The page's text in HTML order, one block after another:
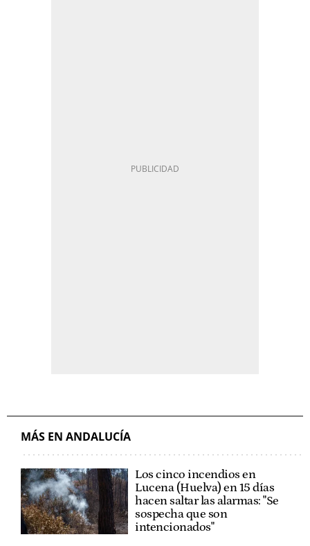
MÁS EN ANDALUCÍA
Los cinco incendios en
Lucena (Huelva) en 15 días
hacen saltar las alarmas: "Se
sospecha que son
intencionados"